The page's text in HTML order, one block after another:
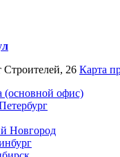
Строителей, 26 Карта
(основной офис)
Новгород